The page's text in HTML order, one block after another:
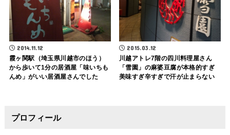
2014.11.12
霞ヶ関駅（埼玉県川越市のほう）
から歩いて1分の居酒屋「味いちも
んめ」がいい居酒屋さんでした
2015.03.12
川越アトレ7階の四川料理屋さん
「雪園」の麻婆豆腐が本格的すぎ
美味すぎ辛すぎで汗が止まらない
プロフィール